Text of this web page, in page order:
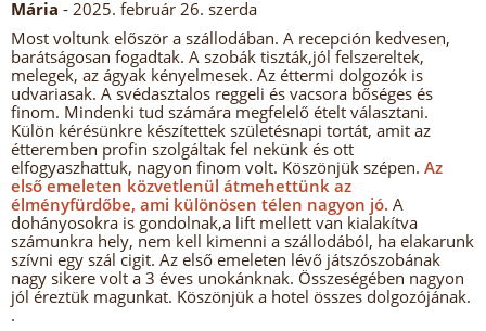
Mária - 2025. február 26. szerda
Most voltunk először a szállodában. A recepción kedvesen,
barátságosan fogadtak. A szobák tiszták,jól felszereltek,
melegek, az ágyak kényelmesek. Az éttermi dolgozók is
udvariasak. A svédasztalos reggeli és vacsora bőséges és
finom. Mindenki tud számára megfelelő ételt választani.
Külön kérésünkre készítettek születésnapi tortát, amit az
étteremben profin szolgáltak fel nekünk és ott
elfogyaszhattuk, nagyon finom volt. Köszönjük szépen. Az
első emeleten közvetlenül átmehettünk az
élményfürdőbe, ami különösen télen nagyon jó. A
dohányosokra is gondolnak,a lift mellett van kialakítva
számunkra hely, nem kell kimenni a szállodából, ha elakarunk
szívni egy szál cigit. Az első emeleten lévő játszószobának
nagy sikere volt a 3 éves unokánknak. Összeségében nagyon
jól éreztük magunkat. Köszönjük a hotel összes dolgozójának.
.